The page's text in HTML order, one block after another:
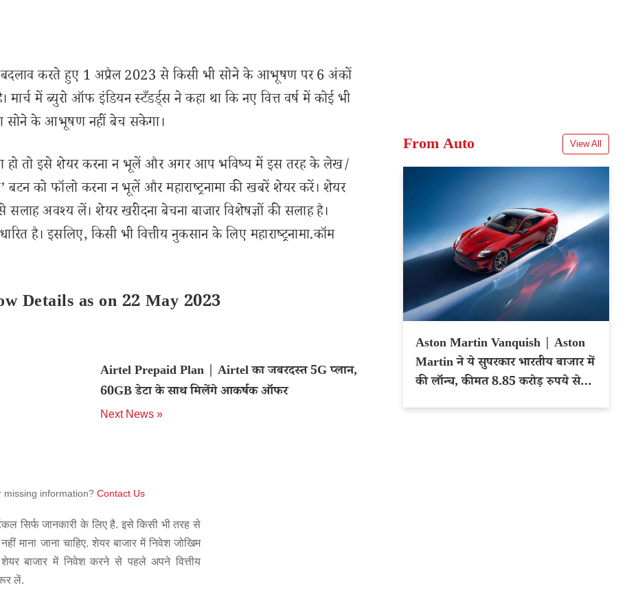
बदलाव करते हुए 1 अप्रैल 2023 से किसी भी सोने के आभूषण पर 6 अंकों
में ब्युरो ऑफ इंडियन स्टँडर्ड्स ने कहा था कि नए वित्त वर्ष में कोई भी
सोने के आभूषण नहीं बेच सकेगा।
तो इसे शेयर करना न भूलें और अगर आप भविष्य में इस तरह के लेख/
बटन को फॉलो करना न भूलें और महाराष्ट्रनामा की खबरें शेयर करें। शेयर
अवश्य लें। शेयर खरीदना बेचना बाजार विशेषज्ञों की सलाह है।
है। इसलिए, किसी भी वित्तीय नुकसान के लिए महाराष्ट्रनामा.कॉम
Details as on 22 May 2023
Airtel Prepaid Plan | Airtel का जबरदस्त 5G प्लान,
60GB डेटा के साथ मिलेंगे आकर्षक ऑफर
Next News »
missing information? Contact Us
सिर्फ जानकारी के लिए है. इसे किसी भी तरह से
माना जाना चाहिए. शेयर बाजार में निवेश जोखिम
शेयर बाजार में निवेश करने से पहले अपने वित्तीय
लें.
From Auto View All
Aston Martin Vanquish | Aston
Martin ने ये सुपरकार भारतीय बाजार में
की लॉन्च, कीमत 8.85 करोड़ रुपये से